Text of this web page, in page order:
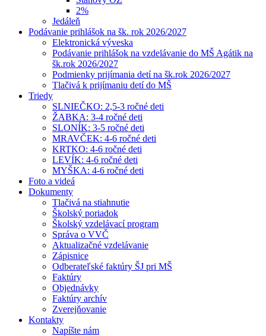
2%
Jedáleň
Podávanie prihlášok na šk. rok 2026/2027
Elektronická výveska
Podávanie prihlášok na vzdelávanie do MŠ Agátik na
šk.rok 2026/2027
Podmienky prijímania detí na šk.rok 2026/2027
Tlačivá k prijímaniu detí do MŠ
Triedy
SLNIEČKO: 2,5-3 ročné deti
ŽABKA: 3-4 ročné deti
SLONÍK: 3-5 ročné deti
MRAVČEK: 4-6 ročné deti
KRTKO: 4-6 ročné deti
LEVÍK: 4-6 ročné deti
MYŠKA: 4-6 ročné deti
Foto a videá
Dokumenty
Tlačivá na stiahnutie
Školský poriadok
Školský vzdelávací program
Správa o VVČ
Aktualizačné vzdelávanie
Zápisnice
Odberateľské faktúry ŠJ pri MŠ
Faktúry
Objednávky
Faktúry archív
Zverejňovanie
Kontakty
Napíšte nám